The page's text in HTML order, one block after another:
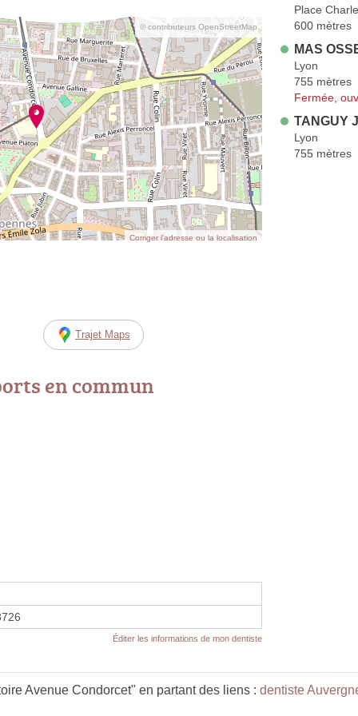
© contributeurs OpenStreetMap
Corriger l’adresse ou la localisation
Trajet Maps
en commun
Éditer les informations de mon dentiste
Place
600 mètres
MAS
Lyon
755 mètres
Fermée,
TANGUY
Lyon
755 mètres
Avenue Condorcet" en partant des liens : dentiste